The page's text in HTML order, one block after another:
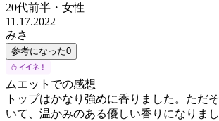
20代前半 ・ 女性
11.17.2022
みさ
参考になった0
ムエットでの感想
トップはかなり強めに香りました。ただ
いて、温かみのある優しい香りになりま